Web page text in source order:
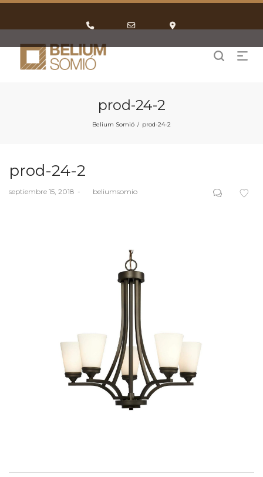
prod-24-2
Belium Somió / prod-24-2
prod-24-2
Posted
septiembre 15, 2018 beliumsomio
for
calling